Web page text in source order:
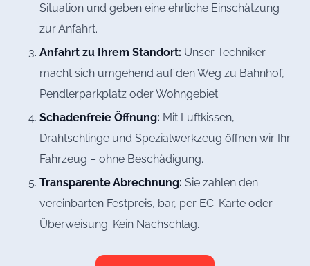
Situation und geben eine ehrliche Einschätzung
zur Anfahrt.
Anfahrt zu Ihrem Standort: Unser Techniker
macht sich umgehend auf den Weg zu Bahnhof,
Pendlerparkplatz oder Wohngebiet.
Schadenfreie Öffnung: Mit Luftkissen,
Drahtschlinge und Spezialwerkzeug öffnen wir Ihr
Fahrzeug – ohne Beschädigung.
Transparente Abrechnung: Sie zahlen den
vereinbarten Festpreis, bar, per EC-Karte oder
Überweisung. Kein Nachschlag.